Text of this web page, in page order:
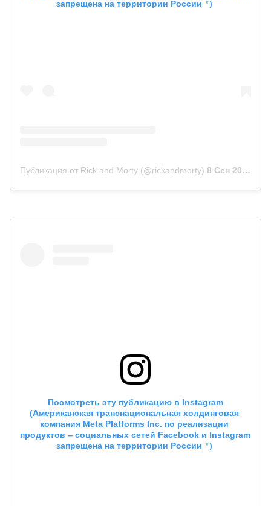
запрещена на территории России *)
Публикация от Rick and Morty (@rickandmorty) 8 Сен 2018 в 6:39 PDT
Посмотреть эту публикацию в Instagram
(Американская транснациональная холдинговая
компания Meta Platforms Inc. по реализации
продуктов ‒ социальных сетей Facebook и Instagram
запрещена на территории России *)